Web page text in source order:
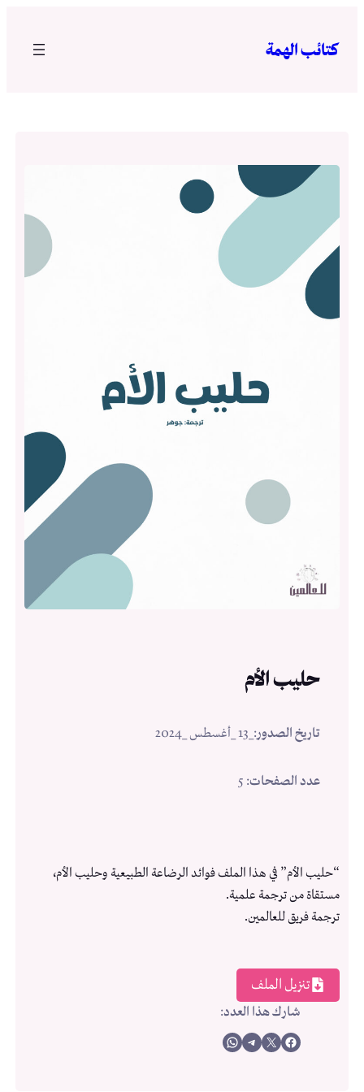
المحتوى
كتائب الهمة
حليب الأم
تاريخ الصدور:
عدد الصفحات: 5
“حليب الأم” في هذا الملف فوائد الرضاعة الطبيعية وحليب الأم،
مستقاة من ترجمة علمية.
ترجمة فريق للعالمين.
تنزيل الملف
شارك هذا العدد:
Share on Facebook
Share on X
Share on Telegram
Share on WhatsApp